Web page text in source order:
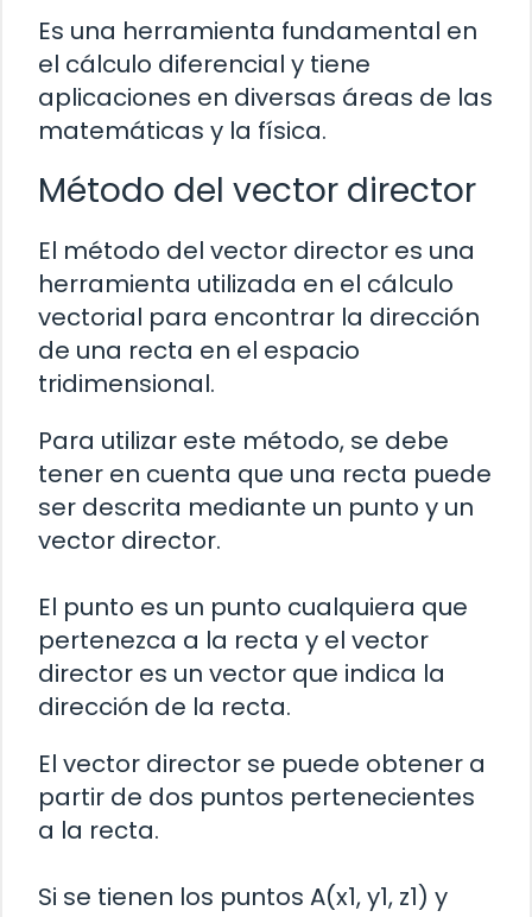
Es una herramienta fundamental en
el cálculo diferencial y tiene
aplicaciones en diversas áreas de las
matemáticas y la física.
Método del vector director
El método del vector director es una
herramienta utilizada en el cálculo
vectorial para encontrar la dirección
de una recta en el espacio
tridimensional.
Para utilizar este método, se debe
tener en cuenta que una recta puede
ser descrita mediante un punto y un
vector director.
El punto es un punto cualquiera que
pertenezca a la recta y el vector
director es un vector que indica la
dirección de la recta.
El vector director se puede obtener a
partir de dos puntos pertenecientes
a la recta.
Si se tienen los puntos A(x1, y1, z1) y